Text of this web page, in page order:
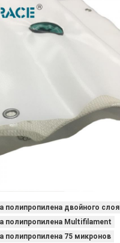
полипропилена двойного слоя
полипропилена Multifilament
полипропилена 75 микронов